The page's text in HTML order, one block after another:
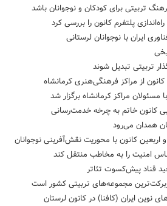
تربیتی برای کودکان و نوجوانان باشد
پلتفرم کانون را بررسی کرد
ایران با نوجوانان لرستانی
تربیتی تبدیل شوند
کانون از مراکز فرهنگی‌هنری کرمانشاه
مراکز کرمانشاه برگزار شد
کانون خاتم به چرخه خدمت‌رسانی
همدان می‌رود
اربعین کانون با محوریت نقش‌آفرینی نوجوانان
امنیت را به مخاطب منتقل کند
قناد پیش‌کسوت تئاتر
مجموعه‌های تربیتی کشور است
نوین ایران (کافنا) در کانون لرستان